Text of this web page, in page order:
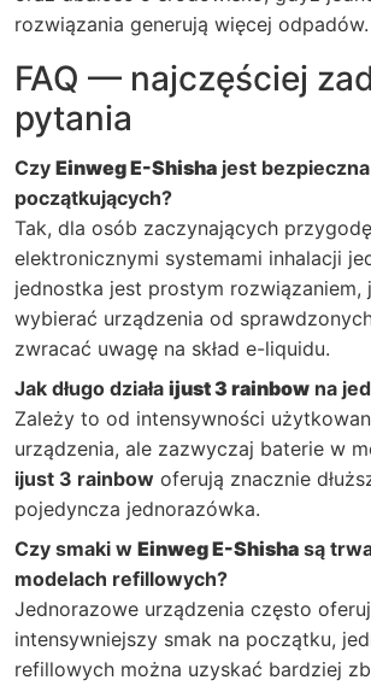
rozwiązania generują więcej odpadów.
FAQ — najczęściej
pytania
Czy Einweg E-Shisha jest
początkujących?
Tak, dla osób zaczynających
elektronicznymi systemami inhalacji
jednostka jest prostym rozwiązaniem,
wybierać urządzenia od
zwracać uwagę na skład e-liquidu.
Jak długo działa ijust 3 rainbow na
Zależy to od intensywności
urządzenia, ale zazwyczaj baterie w
ijust 3 rainbow oferują znacznie
pojedyncza jednorazówka.
Czy smaki w Einweg E-Shisha są
modelach refillowych?
Jednorazowe urządzenia często
intensywniejszy smak na początku,
refillowych można uzyskać bardziej